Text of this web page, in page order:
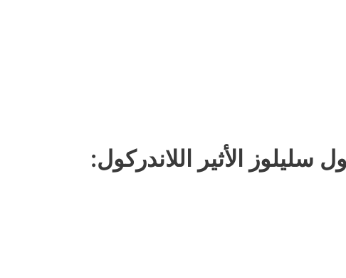
سليلوز الأثير اللاندركول: